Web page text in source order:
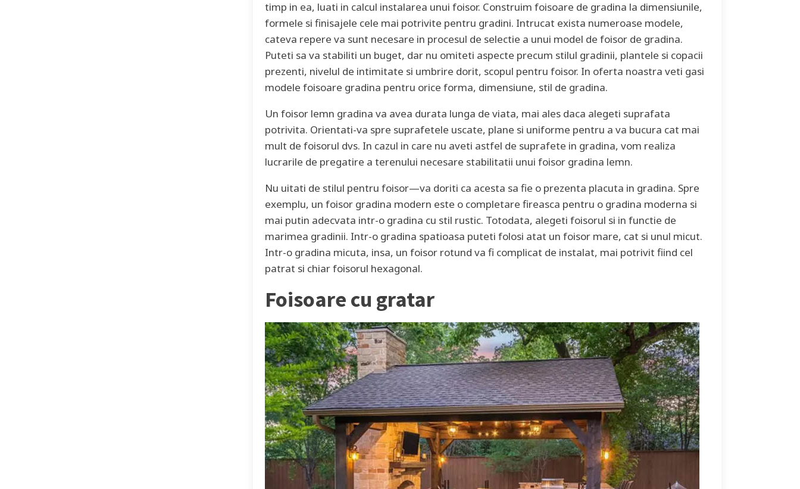
timp in ea, luati in calcul instalarea unui foisor. Construim foisoare de gradina la dimensiunile,
formele si finisajele cele mai potrivite pentru gradini. Intrucat exista numeroase modele,
cateva repere va sunt necesare in procesul de selectie a unui model de foisor de gradina.
Puteti sa va stabiliti un buget, dar nu omiteti aspecte precum stilul gradinii, plantele si copacii
prezenti, nivelul de intimitate si umbrire dorit, scopul pentru foisor. In oferta noastra veti gasi
modele foisoare gradina pentru orice forma, dimensiune, stil de gradina.
Un foisor lemn gradina va avea durata lunga de viata, mai ales daca alegeti suprafata
potrivita. Orientati-va spre suprafetele uscate, plane si uniforme pentru a va bucura cat mai
mult de foisorul dvs. In cazul in care nu aveti astfel de suprafete in gradina, vom realiza
lucrarile de pregatire a terenului necesare stabilitatii unui foisor gradina lemn.
Nu uitati de stilul pentru foisor—va doriti ca acesta sa fie o prezenta placuta in gradina. Spre
exemplu, un foisor gradina modern este o completare fireasca pentru o gradina moderna si
mai putin adecvata intr-o gradina cu stil rustic. Totodata, alegeti foisorul si in functie de
marimea gradinii. Intr-o gradina spatioasa puteti folosi atat un foisor mare, cat si unul micut.
Intr-o gradina micuta, insa, un foisor rotund va fi complicat de instalat, mai potrivit fiind cel
patrat si chiar foisorul hexagonal.
Foisoare cu gratar